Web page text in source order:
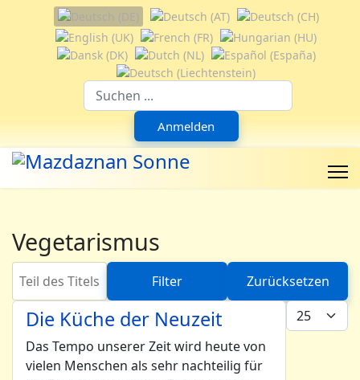
Sprache auswählen
Anmelden
Vegetarismus
Teil des Titels eingeben
Filter
Zurücksetzen
Anzeige #
Die Küche der Neuzeit
Das Tempo unserer Zeit wird heute von
vielen Menschen als sehr nachteilig für